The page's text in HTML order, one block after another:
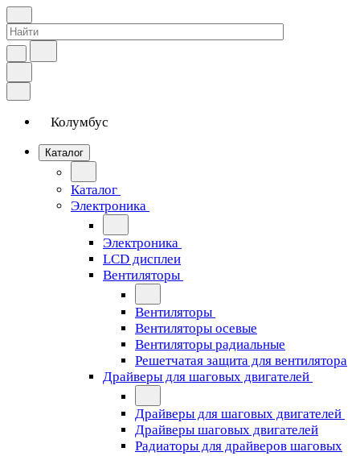
Колумбус
Каталог
Каталог
Электроника
Электроника
LCD дисплеи
Вентиляторы
Вентиляторы
Вентиляторы осевые
Вентиляторы радиальные
Решетчатая защита для вентилятора
Драйверы для шаговых двигателей
Драйверы для шаговых двигателей
Драйверы шаговых двигателей
Радиаторы для драйверов шаговых